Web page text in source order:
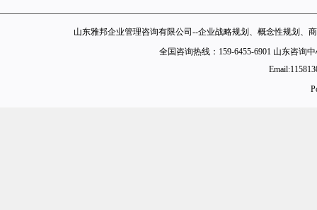
山东雅邦企业管理咨询有限公司--企业战略规划、概念性规划、
全国咨询热线：159-6455-6901 山东咨询